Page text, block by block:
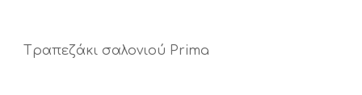
Tραπεζάκι σαλονιού Prima